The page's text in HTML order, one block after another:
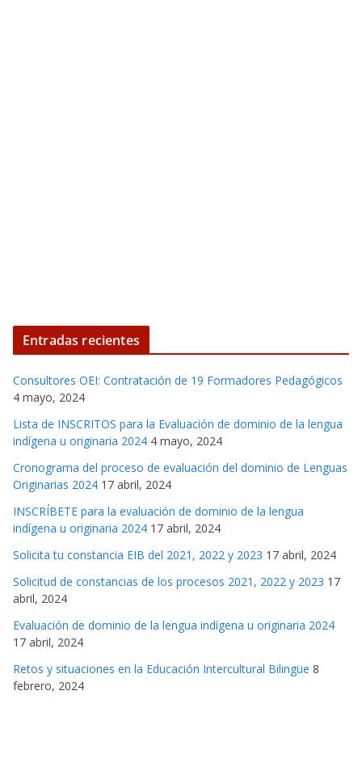
Entradas recientes
Consultores OEI: Contratación de 19 Formadores Pedagógicos
4 mayo, 2024
Lista de INSCRITOS para la Evaluación de dominio de la lengua
indígena u originaria 2024 4 mayo, 2024
Cronograma del proceso de evaluación del dominio de Lenguas
Originarias 2024 17 abril, 2024
INSCRÍBETE para la evaluación de dominio de la lengua
indígena u originaria 2024 17 abril, 2024
Solicita tu constancia EIB del 2021, 2022 y 2023 17 abril, 2024
Solicitud de constancias de los procesos 2021, 2022 y 2023 17
abril, 2024
Evaluación de dominio de la lengua indígena u originaria 2024
17 abril, 2024
Retos y situaciones en la Educación Intercultural Bilingüe 8
febrero, 2024